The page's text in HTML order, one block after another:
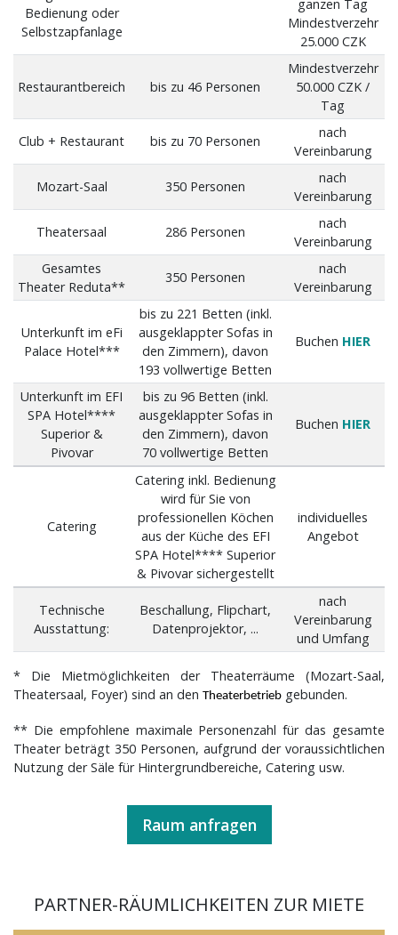
Bedienung oder
Selbstzapfanlage
ganzen Tag
Mindestverzehr
25.000 CZK
Restaurantbereich bis zu 46 Personen
Mindestverzehr
50.000 CZK /
Tag
Club + Restaurant bis zu 70 Personen
nach
Vereinbarung
Mozart-Saal 350 Personen
nach
Vereinbarung
Theatersaal 286 Personen
nach
Vereinbarung
Gesamtes
Theater Reduta**
350 Personen
nach
Vereinbarung
Unterkunft im eFi
Palace Hotel***
bis zu 221 Betten (inkl.
ausgeklappter Sofas in
den Zimmern), davon
193 vollwertige Betten
Buchen HIER
Unterkunft im EFI
SPA Hotel****
Superior &
Pivovar
bis zu 96 Betten (inkl.
ausgeklappter Sofas in
den Zimmern), davon
70 vollwertige Betten
Buchen HIER
Catering
Catering inkl. Bedienung
wird für Sie von
professionellen Köchen
aus der Küche des EFI
SPA Hotel**** Superior
& Pivovar sichergestellt
individuelles
Angebot
Technische
Ausstattung:
Beschallung, Flipchart,
Datenprojektor, ...
nach
Vereinbarung
und Umfang
* Die Mietmöglichkeiten der Theaterräume (Mozart-Saal,
Theatersaal, Foyer) sind an den Theaterbetrieb gebunden.
** Die empfohlene maximale Personenzahl für das gesamte
Theater beträgt 350 Personen, aufgrund der voraussichtlichen
Nutzung der Säle für Hintergrundbereiche, Catering usw.
Raum anfragen
PARTNER-RÄUMLICHKEITEN ZUR MIETE